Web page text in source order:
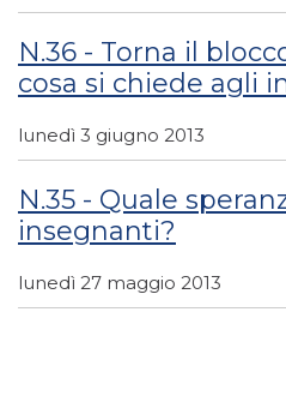
N.36 - Torna il
cosa si chiede agli
lunedì 3 giugno 2013
N.35 - Quale
insegnanti?
lunedì 27 maggio 2013